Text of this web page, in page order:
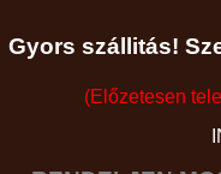
Gyors szállitás!
(Előzetesen